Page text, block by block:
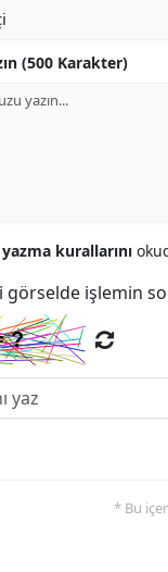
(500 Karakter)
kurallarını
görselde işlemin
* Bu